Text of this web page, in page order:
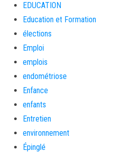
EDUCATION
Education et Formation
élections
Emploi
emplois
endométriose
Enfance
enfants
Entretien
environnement
Épinglé